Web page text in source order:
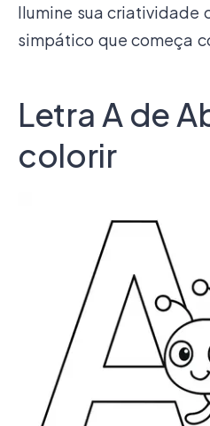
Ilumine sua criatividade
simpático que começa
Letra A de
colorir